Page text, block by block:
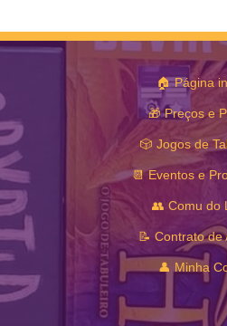
🏠 Página
🎁 Preços e
🎲 Jogos de
📆 Eventos e
👥 Comu do
📝 Contrato de
👤 Minha